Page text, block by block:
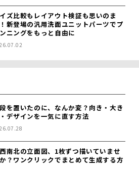
ズ比較もレイアウト検証も思いのま
新登場の汎用洗面ユニットパーツでプ
ニングをもっと自由に
を置いたのに、なんか変？向き・大き
デザインを一気に直す方法
南北の立面図、1枚ずつ描いていませ
？ワンクリックでまとめて生成する方